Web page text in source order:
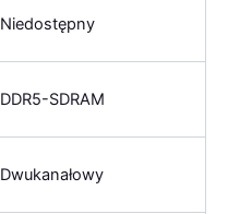
Niedostępny
DDR5-SDRAM
Dwukanałowy